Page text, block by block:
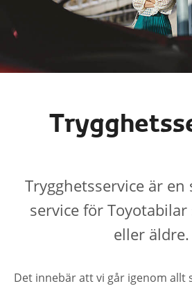
Trygghetsservice är en
service för
eller äldre.
Det innebär att vi går igenom allt